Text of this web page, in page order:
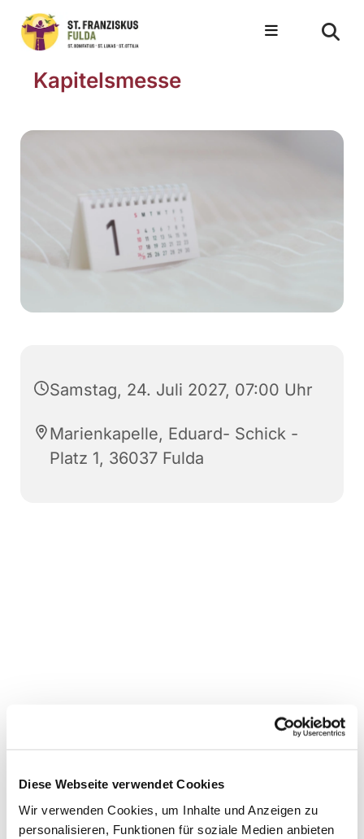
Diese Webseite verwendet Cookies
Wir verwenden Cookies, um Inhalte und Anzeigen zu
personalisieren, Funktionen für soziale Medien anbieten
Kapitelsmesse
Samstag, 24. Juli 2027, 07:00 Uhr
Marienkapelle, Eduard- Schick -
Platz 1, 36037 Fulda